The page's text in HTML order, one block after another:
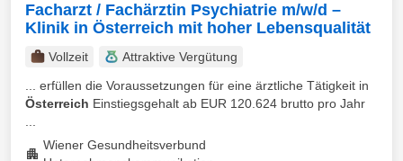
Facharzt / Fachärztin Psychiatrie m/w/d –
Klinik in Österreich mit hoher Lebensqualität
Vollzeit
Attraktive Vergütung
... erfüllen die Voraussetzungen für eine ärztliche Tätigkeit in
Österreich Einstiegsgehalt ab EUR 120.624 brutto pro Jahr
Wiener Gesundheitsverbund